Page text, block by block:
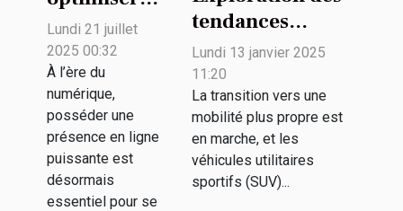
votre
présence en
ligne grâce à
des solutions
publicitaires
innovantes ?
Lundi 21 juillet
2025 00:32
À l’ère du
numérique,
posséder une
présence en ligne
puissante est
désormais
essentiel pour se
tendances
futures des SUV
électriques et
leur impact
environnemental
Lundi 13 janvier 2025
11:20
La transition vers une
mobilité plus propre est
en marche, et les
véhicules utilitaires
sportifs (SUV)...